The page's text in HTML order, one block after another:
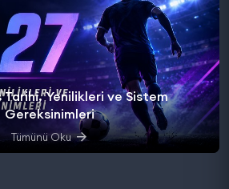
Tarihi, Yenilikleri ve Sistem
Gereksinimleri
Tümünü Oku